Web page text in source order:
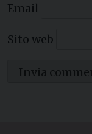
Email
Sito web